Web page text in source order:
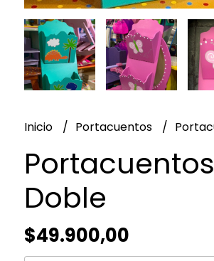
Inicio Portacuentos
Portacuentos
Doble
$49.900,00